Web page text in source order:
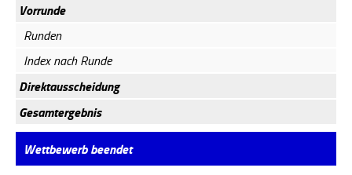
Vorrunde
Runden
Index nach Runde
Direktausscheidung
Gesamtergebnis
Wettbewerb beendet